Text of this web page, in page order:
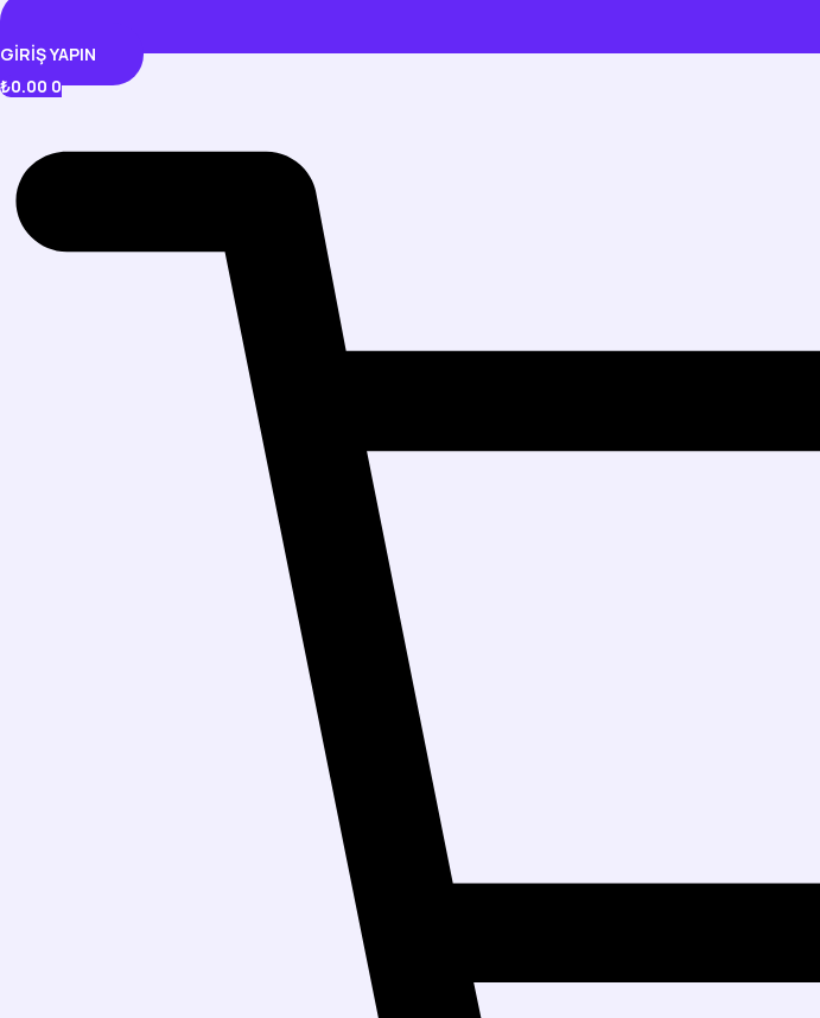
GIRIŞ YAPIN
₺0.00 0